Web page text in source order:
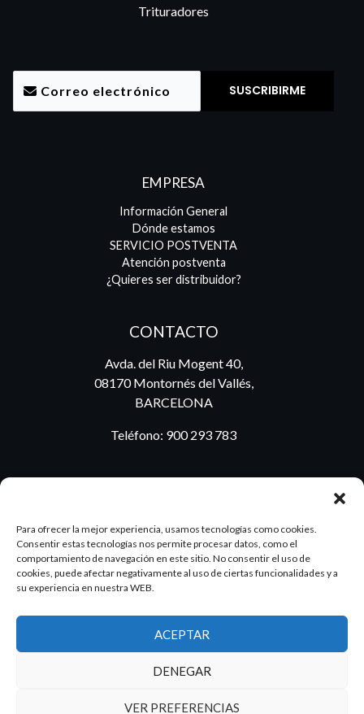
Para ofrecer la mejor experiencia, usamos tecnologías como cookies.
Consentir estas tecnologías nos permite procesar datos, como el
comportamiento de navegación en este sitio. No consentir el uso de
cookies, puede afectar negativamente al uso de ciertas funcionalidades y a
su experiencia en nuestra WEB.
ACEPTAR
DENEGAR
VER PREFERENCIAS
Trituradores
EMPRESA
Información General
Dónde estamos
SERVICIO POSTVENTA
Atención postventa
¿Quieres ser distribuidor?
CONTACTO
Avda. del Riu Mogent 40,
08170 Montornés del Vallés,
BARCELONA
Teléfono: 900 293 783
2026 Dake. Todos los derechos reservados.